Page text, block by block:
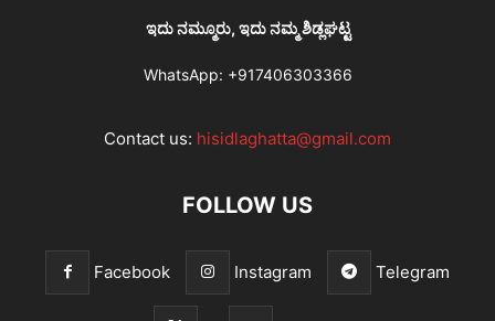
ಇದು ನಮ್ಮೂರು, ಇದು ನಮ್ಮ ಶಿಡ್ಲಘಟ್ಟ
WhatsApp: +917406303366
Contact us: hisidlaghatta@gmail.com
FOLLOW US
Facebook Instagram Telegram